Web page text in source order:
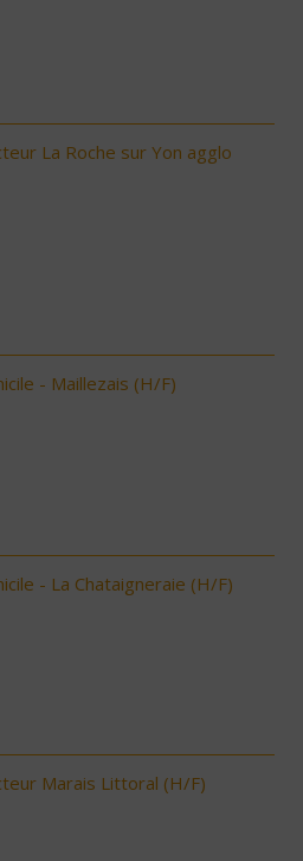
La Roche sur Yon agglo
- Maillezais (H/F)
- La Chataigneraie (H/F)
Marais Littoral (H/F)